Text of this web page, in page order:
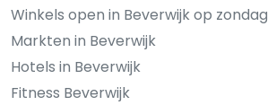
Winkels open in Beverwijk op zondag
Markten in Beverwijk
Hotels in Beverwijk
Fitness Beverwijk